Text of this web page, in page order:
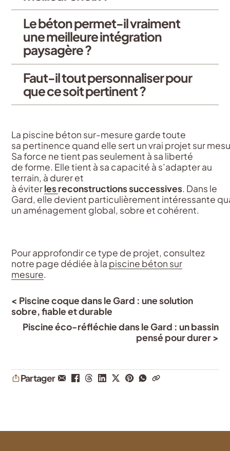
Le béton permet-il vraiment
une meilleure intégration
paysagère ?
Faut-il tout personnaliser pour
que ce soit pertinent ?
La piscine béton sur-mesure garde toute
sa pertinence quand elle sert unvrai projet sur
Sa force netient pas seulement à sa liberté
deforme. Elletient à sa capacité à s’adapterau
terrain, à dureret
à éviterlesreconstructionssuccessives. Dans le
Gard, elle devient particulièrement intéressante
un aménagement global, sobre et cohérent.
Pour approfondir ce type de projet, consultez
notre page dédiée à la piscine béton sur
mesure.
< Piscine coque dans le Gard : une solution
sobre, fiable et durable
Piscine éco-réfléchie dans le Gard : un bassin
pensé pour durer >
Partager